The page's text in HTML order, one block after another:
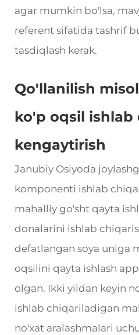
agar mumkin bo'lsa,
referent sifatida tashrif
tasdiqlash kerak.
Qo'llanilish
ko'p oqsil ishlab
kengaytirish
Janubiy Osiyoda
komponenti ishlab
mahalliy go'sht qayta
donalarini ishlab
defatlangan soya uniga
oqsilini qayta ishlash
olgan. Ikki yildan keyin
ishlab chiqariladigan
no'xat aralashmalari